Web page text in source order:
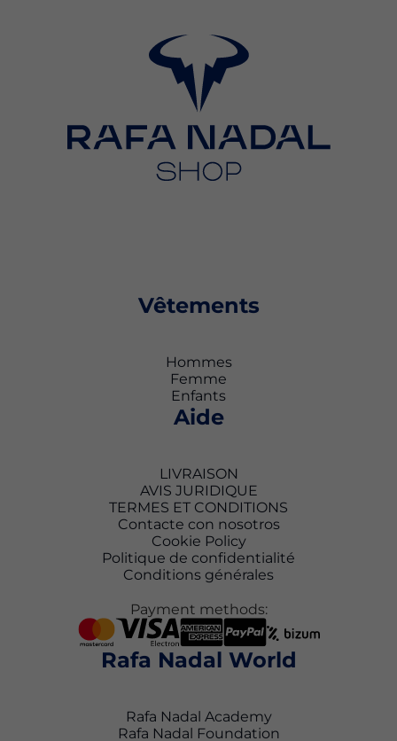
Vêtements
Hommes
Femme
Enfants
Aide
LIVRAISON
AVIS JURIDIQUE
TERMES ET CONDITIONS
Contacte con nosotros
Cookie Policy
Politique de confidentialité
Conditions générales
Payment methods:
Rafa Nadal World
Rafa Nadal Academy
Rafa Nadal Foundation